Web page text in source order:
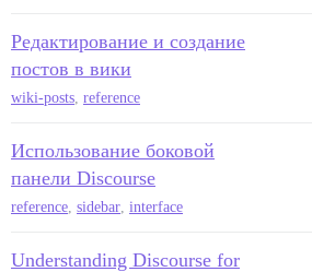
Редактирование и создание
постов в вики
wiki-posts, reference
Использование боковой
панели Discourse
reference, sidebar, interface
Understanding Discourse for